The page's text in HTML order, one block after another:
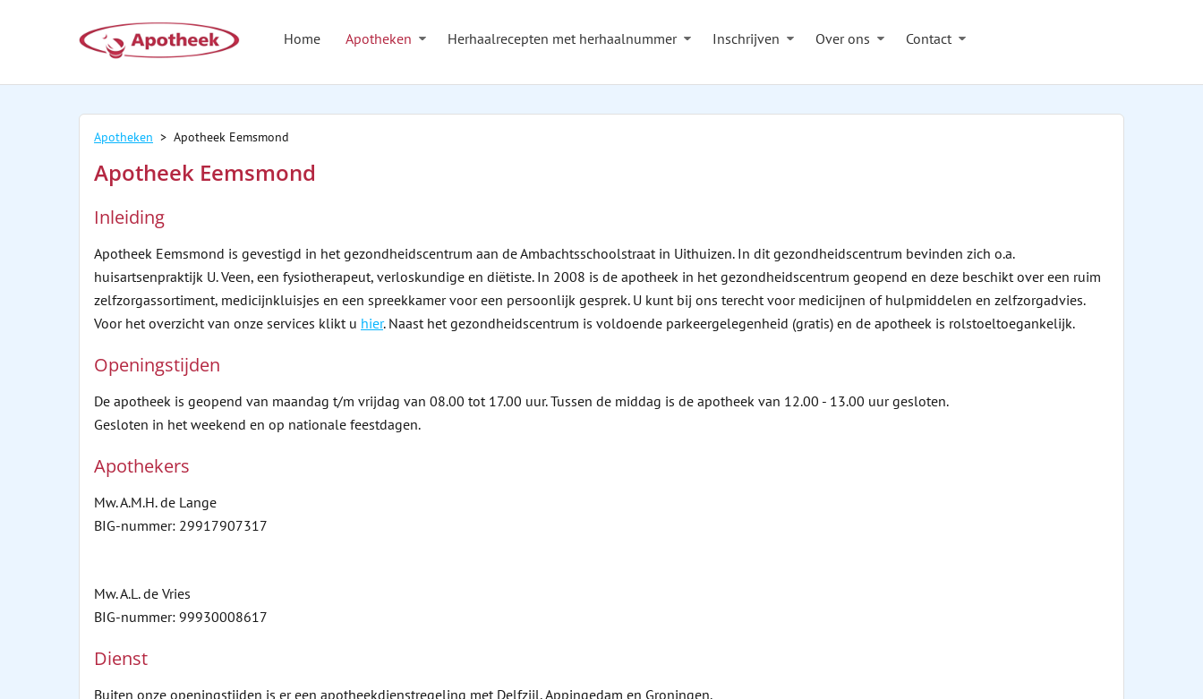
Home Apotheken Herhaalrecepten met herhaalnummer Inschrijven Over ons Contact
Apotheken > Apotheek Eemsmond
Apotheek Eemsmond
Inleiding
Apotheek Eemsmond is gevestigd in het gezondheidscentrum aan de Ambachtsschoolstraat in Uithuizen. In dit gezondheidscentrum bevinden zich o.a.
huisartsenpraktijk U. Veen, een fysiotherapeut, verloskundige en diëtiste. In 2008 is de apotheek in het gezondheidscentrum geopend en deze beschikt over een ruim
zelfzorgassortiment, medicijnkluisjes en een spreekkamer voor een persoonlijk gesprek. U kunt bij ons terecht voor medicijnen of hulpmiddelen en zelfzorgadvies.
Voor het overzicht van onze services klikt u hier. Naast het gezondheidscentrum is voldoende parkeergelegenheid (gratis) en de apotheek is rolstoeltoegankelijk.
Openingstijden
De apotheek is geopend van maandag t/m vrijdag van 08.00 tot 17.00 uur. Tussen de middag is de apotheek van 12.00 - 13.00 uur gesloten.
Gesloten in het weekend en op nationale feestdagen.
Apothekers
Mw. A.M.H. de Lange
BIG-nummer: 29917907317
Mw. A.L. de Vries
BIG-nummer: 99930008617
Dienst
Buiten onze openingstijden is er een apotheekdienstregeling met Delfzijl, Appingedam en Groningen.